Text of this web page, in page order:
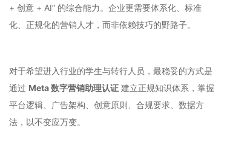
+ 创意 + AI” 的综合能力。企业更需要体系化、标准
化、正规化的营销人才，而非依赖技巧的野路子。
对于希望进入行业的学生与转行人员，最稳妥的方式是
通过 Meta 数字营销助理认证 建立正规知识体系，掌握
平台逻辑、广告架构、创意原则、合规要求、数据方
法，以不变应万变。